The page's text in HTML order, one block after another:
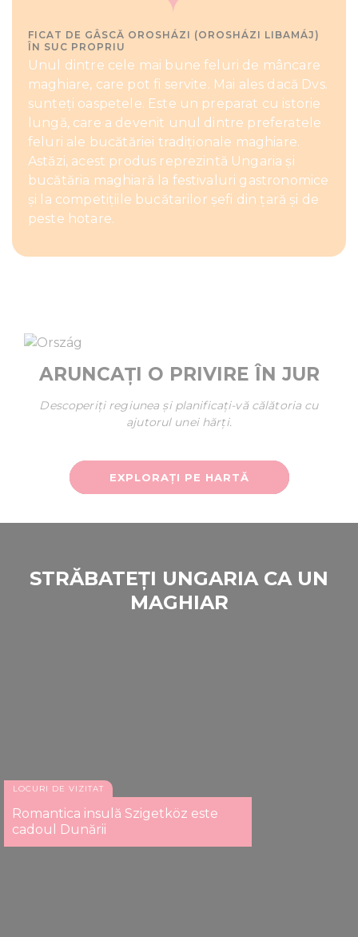
FICAT DE GÂSCĂ OROSHÁZI (OROSHÁZI LIBAMÁJ)
ÎN SUC PROPRIU
Unul dintre cele mai bune feluri de mâncare
maghiare, care pot fi servite. Mai ales dacă Dvs.
sunteți oaspetele. Este un preparat cu istorie
lungă, care a devenit unul dintre preferatele
feluri ale bucătăriei tradiționale maghiare.
Astăzi, acest produs reprezintă Ungaria și
bucătăria maghiară la festivaluri gastronomice
și la competițiile bucătarilor șefi din țară și de
peste hotare.
ARUNCAȚI O PRIVIRE ÎN JUR
Descoperiți regiunea și planificați-vă călătoria cu
ajutorul unei hărți.
EXPLORAȚI PE HARTĂ
STRĂBATEȚI UNGARIA CA UN
MAGHIAR
LOCURI DE VIZITAT
Romantica insulă Szigetköz este
cadoul Dunării